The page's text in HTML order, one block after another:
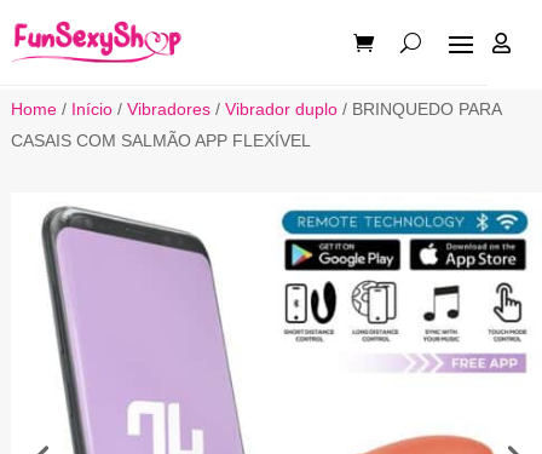

Home/ Início/ Vibradores/ Vibrador duplo/ BRINQUEDO PARA
CASAIS COM SALMÃO APP FLEXÍVEL